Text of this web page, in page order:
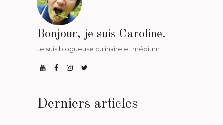
Bonjour, je suis Caroline.
Je suis blogueuse culinaire et médium.
Derniers articles